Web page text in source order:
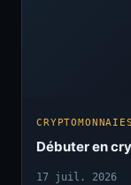
CRYPTOMONNAIES
Débuter en
17 juil. 2026